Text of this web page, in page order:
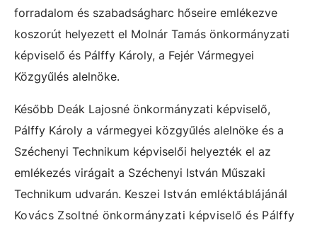
forradalom és szabadságharc hőseire emlékezve
koszorút helyezett el Molnár Tamás önkormányzati
képviselő és Pálffy Károly, a Fejér Vármegyei
Közgyűlés alelnöke.
Később Deák Lajosné önkormányzati képviselő,
Pálffy Károly a vármegyei közgyűlés alelnöke és a
Széchenyi Technikum képviselői helyezték el az
emlékezés virágait a Széchenyi István Műszaki
Technikum udvarán. Keszei István emléktáblájánál
Kovács Zsoltné önkormányzati képviselő és Pálffy